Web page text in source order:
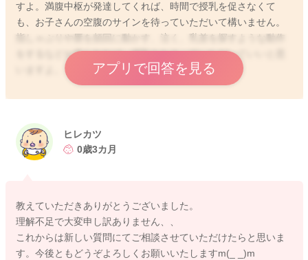
すよ。満腹中枢が発達してくれば、時間で授乳を促さなくて
も、お子さんの空腹のサインを待っていただいて構いません。
指しゃぶりや唇を頻回に動かす、泣く、乳首を探すような動作
をするなどが見られれば、授乳をなさっていただいていいと思
ような連絡を受けておりますので、お手間をおかけして申し訳
ありませんが、下記をお読みいただき、ご理解いただけますと
こんにちは、ベビーカレンダー事務局です。
いつもベビーカレンダーの専門家相談コーナーをご利用くださ
り、ありがとうございます。
アプリで回答を見る
ヒレカツ
0歳3カ月
教えていただきありがとうございました。
理解不足で大変申し訳ありません、、
これからは新しい質問にてご相談させていただけたらと思いま
す。今後ともどうぞよろしくお願いいたしますm(_ _)m